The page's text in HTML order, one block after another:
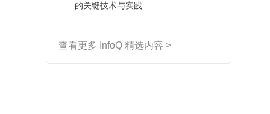
的关键技术与实践
查看更多 InfoQ 精选内容 >